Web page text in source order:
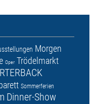
Morgen
Oper Trödelmarkt
Sommerferien
Dinner-Show